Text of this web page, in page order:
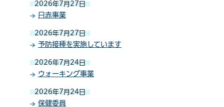
2026年7月27日
日赤事業
2026年7月27日
予防接種を実施しています
2026年7月24日
ウォーキング事業
2026年7月24日
保健委員